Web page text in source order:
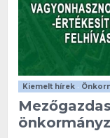
Kiemelt hírek •